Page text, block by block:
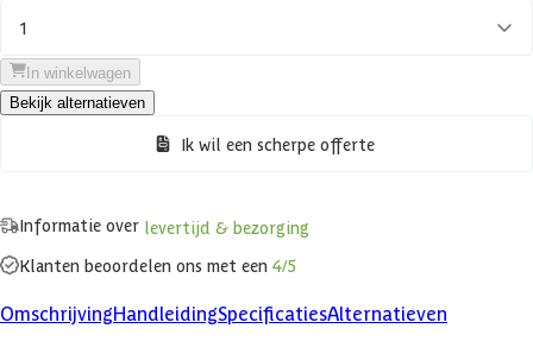
1
In winkelwagen
Bekijk alternatieven
Ik wil een scherpe offerte
Informatie over levertijd & bezorging
Klanten beoordelen ons met een 4/5
OmschrijvingHandleidingSpecificatiesAlternatieven